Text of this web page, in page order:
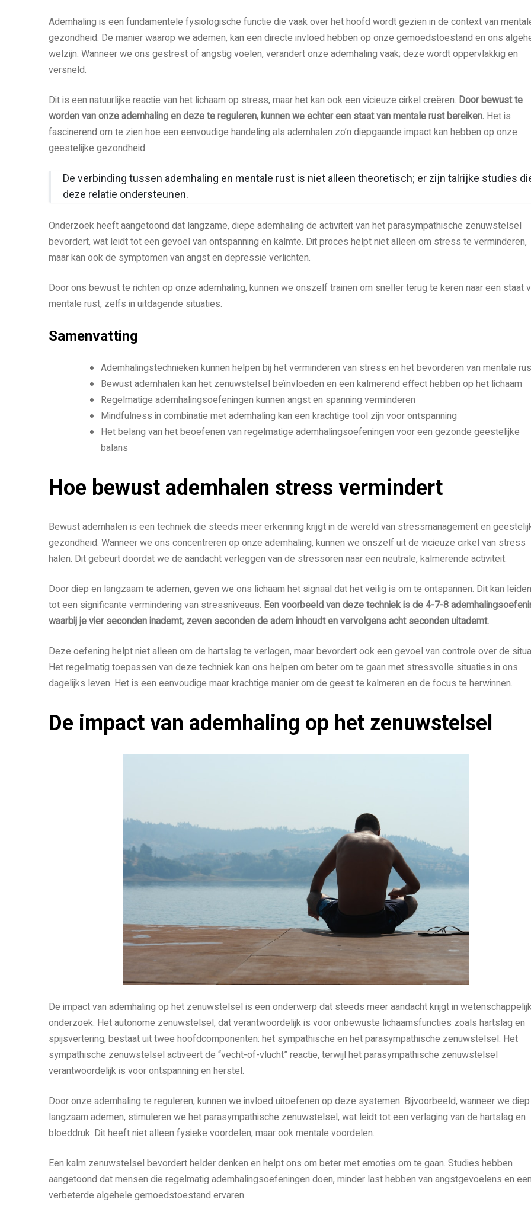
Ademhaling is een fundamentele fysiologische functie die vaak over het hoofd wordt gezien in de context van
gezondheid. De manier waarop we ademen, kan een directe invloed hebben op onze gemoedstoestand en ons
welzijn. Wanneer we ons gestrest of angstig voelen, verandert onze ademhaling vaak; deze wordt oppervlakkig en
versneld.
Dit is een natuurlijke reactie van het lichaam op stress, maar het kan ook een vicieuze cirkel creëren. Door bewust te
worden van onze ademhaling en deze te reguleren, kunnen we echter een staat van mentale rust bereiken. Het is
fascinerend om te zien hoe een eenvoudige handeling als ademhalen zo’n diepgaande impact kan hebben op onze
geestelijke gezondheid.
De verbinding tussen ademhaling en mentale rust is niet alleen theoretisch; er zijn talrijke studies
deze relatie ondersteunen.
Onderzoek heeft aangetoond dat langzame, diepe ademhaling de activiteit van het parasympathische zenuwstelsel
bevordert, wat leidt tot een gevoel van ontspanning en kalmte. Dit proces helpt niet alleen om stress te verminderen,
maar kan ook de symptomen van angst en depressie verlichten.
Door ons bewust te richten op onze ademhaling, kunnen we onszelf trainen om sneller terug te keren naar een staat
mentale rust, zelfs in uitdagende situaties.
Samenvatting
Ademhalingstechnieken kunnen helpen bij het verminderen van stress en het bevorderen van mentale
Bewust ademhalen kan het zenuwstelsel beïnvloeden en een kalmerend effect hebben op het lichaam
Regelmatige ademhalingsoefeningen kunnen angst en spanning verminderen
Mindfulness in combinatie met ademhaling kan een krachtige tool zijn voor ontspanning
Het belang van het beoefenen van regelmatige ademhalingsoefeningen voor een gezonde geestelijke
balans
Hoe bewust ademhalen stress vermindert
Bewust ademhalen is een techniek die steeds meer erkenning krijgt in de wereld van stressmanagement en
gezondheid. Wanneer we ons concentreren op onze ademhaling, kunnen we onszelf uit de vicieuze cirkel van stress
halen. Dit gebeurt doordat we de aandacht verleggen van de stressoren naar een neutrale, kalmerende activiteit.
Door diep en langzaam te ademen, geven we ons lichaam het signaal dat het veilig is om te ontspannen. Dit kan leiden
tot een significante vermindering van stressniveaus. Een voorbeeld van deze techniek is de 4-7-8
waarbij je vier seconden inademt, zeven seconden de adem inhoudt en vervolgens acht seconden uitademt.
Deze oefening helpt niet alleen om de hartslag te verlagen, maar bevordert ook een gevoel van controle over de
Het regelmatig toepassen van deze techniek kan ons helpen om beter om te gaan met stressvolle situaties in ons
dagelijks leven. Het is een eenvoudige maar krachtige manier om de geest te kalmeren en de focus te herwinnen.
De impact van ademhaling op het zenuwstelsel
De impact van ademhaling op het zenuwstelsel is een onderwerp dat steeds meer aandacht krijgt in
onderzoek. Het autonome zenuwstelsel, dat verantwoordelijk is voor onbewuste lichaamsfuncties zoals hartslag en
spijsvertering, bestaat uit twee hoofdcomponenten: het sympathische en het parasympathische zenuwstelsel. Het
sympathische zenuwstelsel activeert de “vecht-of-vlucht” reactie, terwijl het parasympathische zenuwstelsel
verantwoordelijk is voor ontspanning en herstel.
Door onze ademhaling te reguleren, kunnen we invloed uitoefenen op deze systemen. Bijvoorbeeld, wanneer we
langzaam ademen, stimuleren we het parasympathische zenuwstelsel, wat leidt tot een verlaging van de hartslag en
bloeddruk. Dit heeft niet alleen fysieke voordelen, maar ook mentale voordelen.
Een kalm zenuwstelsel bevordert helder denken en helpt ons om beter met emoties om te gaan. Studies hebben
aangetoond dat mensen die regelmatig ademhalingsoefeningen doen, minder last hebben van angstgevoelens en een
verbeterde algehele gemoedstoestand ervaren.